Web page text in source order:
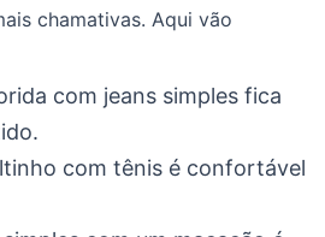
chamativas. Aqui vão
com jeans simples fica
com tênis é confortável